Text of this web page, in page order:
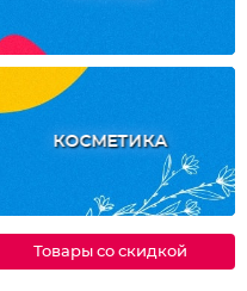
КОСМЕТИКА
Товары со скидкой